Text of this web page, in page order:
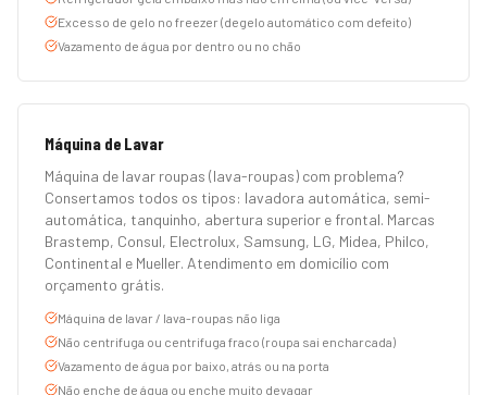
Excesso de gelo no freezer (degelo automático com defeito)
Vazamento de água por dentro ou no chão
Máquina de Lavar
Máquina de lavar roupas (lava-roupas) com problema?
Consertamos todos os tipos: lavadora automática, semi-
automática, tanquinho, abertura superior e frontal. Marcas
Brastemp, Consul, Electrolux, Samsung, LG, Midea, Philco,
Continental e Mueller. Atendimento em domicílio com
orçamento grátis.
Máquina de lavar / lava-roupas não liga
Não centrifuga ou centrifuga fraco (roupa sai encharcada)
Vazamento de água por baixo, atrás ou na porta
Não enche de água ou enche muito devagar